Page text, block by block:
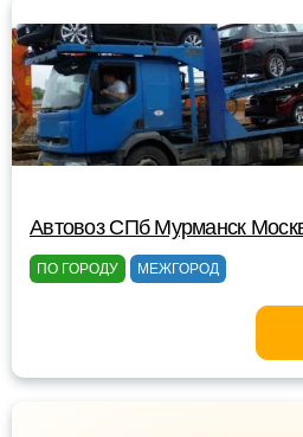
Автовоз СПб Мурманск
ПО ГОРОДУ МЕЖГОРОД